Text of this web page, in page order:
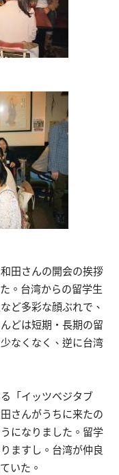
田さんの開会の挨拶
。台湾からの留学生
ど多彩な顔ぶれで、
どは短期・長期の留
なくなく、逆に台湾
「イッツベジタブ
さんがうちに来たの
になりました。留学
ますし。台湾が仲良
いた。